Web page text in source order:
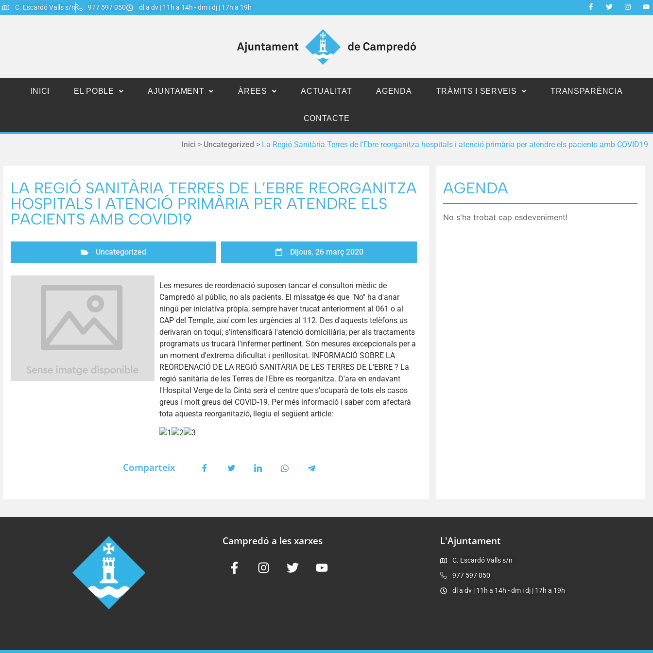
C. Escardó Valls s/n 977 597 050 dl a dv | 11h a 14h - dm i dj | 17h a 19h
INICI EL POBLE AJUNTAMENT ÀREES ACTUALITAT AGENDA TRÀMITS I SERVEIS TRANSPARÈNCIA
CONTACTE
Inici > Uncategorized > La Regió Sanitària Terres de l’Ebre reorganitza hospitals i atenció primària per atendre els pacients amb COVID19
LA REGIÓ SANITÀRIA TERRES DE L’EBRE REORGANITZA
HOSPITALS I ATENCIÓ PRIMÀRIA PER ATENDRE ELS
PACIENTS AMB COVID19
Uncategorized Dijous, 26 març 2020
Les mesures de reordenació suposen tancar el consultori mèdic de
Campredó al públic, no als pacients. El missatge és que "No" ha d'anar
ningú per iniciativa pròpia, sempre haver trucat anteriorment al 061 o al
CAP del Temple, així com les urgències al 112. Des d'aquests telèfons us
derivaran on toqui; s'intensificarà l'atenció domiciliària; per als tractaments
programats us trucarà l'infermer pertinent. Són mesures excepcionals per a
un moment d'extrema dificultat i perillositat. INFORMACIÓ SOBRE LA
REORDENACIÓ DE LA REGIÓ SANITÀRIA DE LES TERRES DE L'EBRE ? La
regió sanitària de les Terres de l'Ebre es reorganitza. D'ara en endavant
l'Hospital Verge de la Cinta serà el centre que s'ocuparà de tots els casos
greus i molt greus del COVID-19. Per més informació i saber com afectarà
tota aquesta reorganitazió, llegiu el següent article:
Comparteix
AGENDA
No s'ha trobat cap esdeveniment!
Campredó a les xarxes L'Ajuntament
C. Escardó Valls s/n
977 597 050
dl a dv | 11h a 14h - dm i dj | 17h a 19h